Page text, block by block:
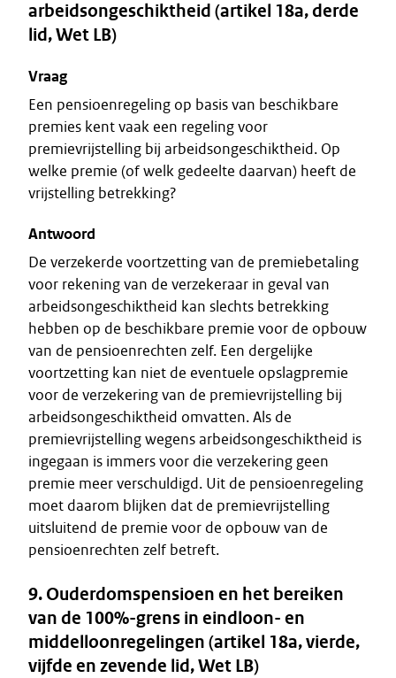
arbeidsongeschiktheid (artikel 18a, derde
lid, Wet LB)
Vraag
Een pensioenregeling op basis van beschikbare
premies kent vaak een regeling voor
premievrijstelling bij arbeidsongeschiktheid. Op
welke premie (of welk gedeelte daarvan) heeft de
vrijstelling betrekking?
Antwoord
De verzekerde voortzetting van de premiebetaling
voor rekening van de verzekeraar in geval van
arbeidsongeschiktheid kan slechts betrekking
hebben op de beschikbare premie voor de opbouw
van de pensioenrechten zelf. Een dergelijke
voortzetting kan niet de eventuele opslagpremie
voor de verzekering van de premievrijstelling bij
arbeidsongeschiktheid omvatten. Als de
premievrijstelling wegens arbeidsongeschiktheid is
ingegaan is immers voor die verzekering geen
premie meer verschuldigd. Uit de pensioenregeling
moet daarom blijken dat de premievrijstelling
uitsluitend de premie voor de opbouw van de
pensioenrechten zelf betreft.
9. Ouderdomspensioen en het bereiken
van de 100%-grens in eindloon- en
middelloonregelingen (artikel 18a, vierde,
vijfde en zevende lid, Wet LB)